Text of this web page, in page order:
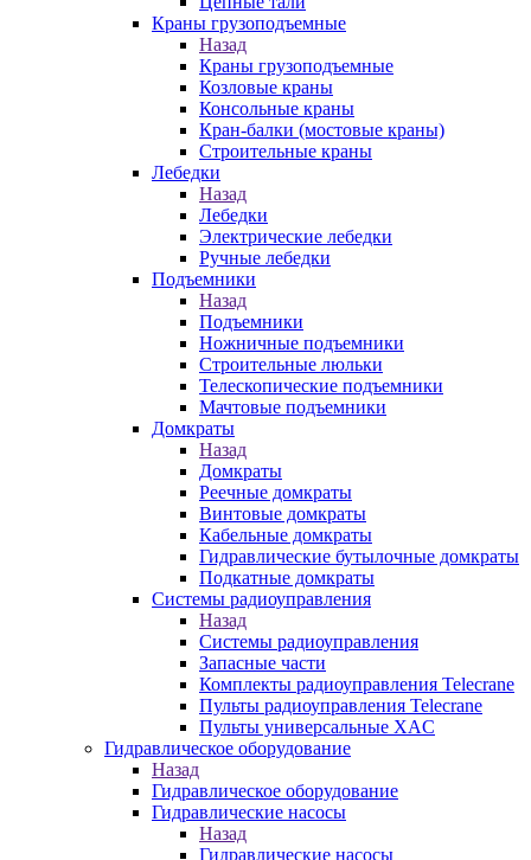
Краны грузоподъемные
Назад
Краны грузоподъемные
Козловые краны
Консольные краны
Кран-балки (мостовые краны)
Строительные краны
Лебедки
Назад
Лебедки
Электрические лебедки
Ручные лебедки
Подъемники
Назад
Подъемники
Ножничные подъемники
Строительные люльки
Телескопические подъемники
Мачтовые подъемники
Домкраты
Назад
Домкраты
Реечные домкраты
Винтовые домкраты
Кабельные домкраты
Гидравлические бутылочные домкраты
Подкатные домкраты
Системы радиоуправления
Назад
Системы радиоуправления
Запасные части
Комплекты радиоуправления Telecrane
Пульты радиоуправления Telecrane
Пульты универсальные XAC
Гидравлическое оборудование
Назад
Гидравлическое оборудование
Гидравлические насосы
Назад
Гидравлические насосы